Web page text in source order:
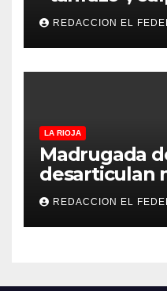
defendió los
medición: “la
factura lo
estima”
REDACCION EL
LA RIOJA
Madrugada
desarticulan
“rodadas” y
motociclistas
REDACCION EL